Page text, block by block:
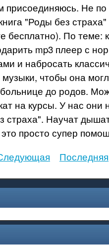
присоединяюсь. Не
"Роды без
бесплатно). По теме:
mp3 плеер с
и набросать
чтобы она
до родов.
на курсы. У нас они
страха". Научат
это просто супер
Последняя